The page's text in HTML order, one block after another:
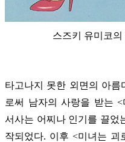
스즈키 유미코의
타고나지 못한 외면의 아름
로써 남자의 사랑을 받는
서사는 어찌나 인기를 끌었
작되었다. 이후 <미녀는 괴